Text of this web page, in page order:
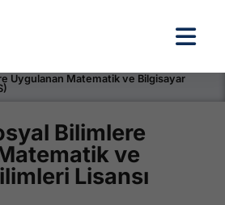
Uygulanan Matematik ve Bilgisayar
Bilimlere
ve
Lisansı